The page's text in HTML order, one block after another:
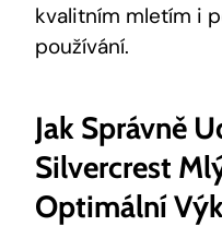
kvalitním mletím i
používání.
Jak Správně
Silvercrest
Optimální